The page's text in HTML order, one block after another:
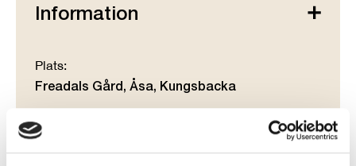
Information
Plats:
Freadals Gård, Åsa, Kungsbacka
När: